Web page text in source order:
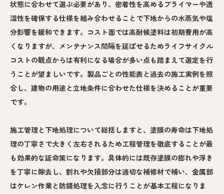
状態に合わせて選ぶ必要があり、密着性を高めるプライマーや透
湿性を確保する仕様を組み合わせることで下地からの水蒸気や塩
分影響を緩和できます。コスト面では高耐候塗料は初期費用が高
くなりますが、メンテナンス間隔を延ばせるためライフサイクル
コストの観点からは有利になる場合が多い点も踏まえて選定を行
うことが望ましいです。製品ごとの性能表と過去の施工実例を照
合し、建物の用途と立地条件に合わせた仕様を決めることが重要
です。
施工管理と下地処理について総括しますと、塗膜の寿命は下地処
理の丁寧さで大きく左右されるため工程管理を徹底することが最
も効果的な延命策になります。具体的には既存塗膜の膨れや浮き
を丁寧に除去し、割れや欠損部分は適切な補修材で補い、金属部
はケレン作業と防錆処理を入念に行うことが基本工程になりま